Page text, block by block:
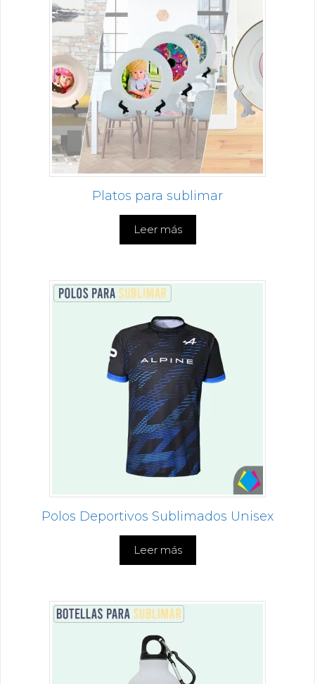
Platos para sublimar
Leer más
Polos Deportivos Sublimados Unisex
Leer más